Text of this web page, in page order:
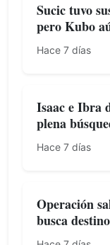
Sucic tuvo
pero Kubo
Hace 7 días
Isaac e Ibra
plena
Hace 7 días
Operación
busca destino